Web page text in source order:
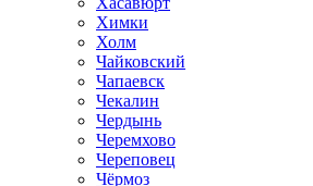
Химки
Холм
Чайковский
Чапаевск
Чекалин
Чердынь
Черемхово
Череповец
Чёрмоз